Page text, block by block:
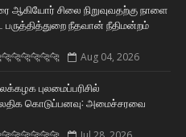
ஆகியோர் சிலை நிறுவுவதற்கு நாளை
நீதவான் நீதிமன்றம்
Aug 04, 2026
புலமைப்பரிசில்
கொடுப்பனவு: அமைச்சரவை